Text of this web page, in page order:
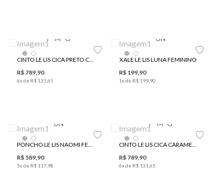
P M G
CINTO LE LIS CICA PRETO COURO FEMININO
R$ 789,90
6x de R$ 131 65
UN
XALE LE LIS LUNA FEMININO
R$ 199,90
1x de R$ 199 90
UN
PONCHO LE LIS NAOMI FEMININO
R$ 589,90
5x de R$ 117 98
P M G
CINTO LE LIS CICA CARAMELO COURO FEMININO
R$ 789,90
6x de R$ 131 65